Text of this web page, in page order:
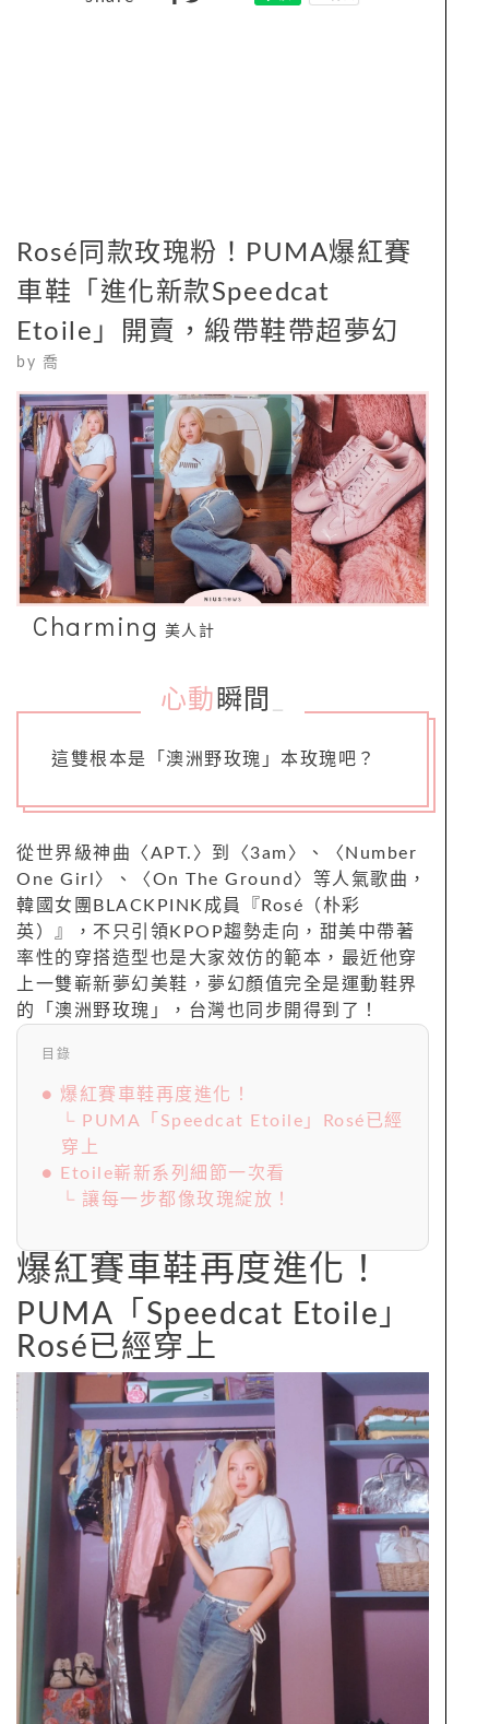
Rosé同款玫瑰粉！PUMA爆紅賽
車鞋「進化新款Speedcat
Etoile」開賣，緞帶鞋帶超夢幻
by 喬
Charming 美人計
心動 瞬間
這雙根本是「澳洲野玫瑰」本玫瑰吧？
從世界級神曲〈APT.〉到〈3am〉、〈Number
One Girl〉、〈On The Ground〉等人氣歌曲，
韓國女團BLACKPINK成員『Rosé（朴彩
英）』，不只引領KPOP趨勢走向，甜美中帶著
率性的穿搭造型也是大家效仿的範本，最近他穿
上一雙嶄新夢幻美鞋，夢幻顏值完全是運動鞋界
的「澳洲野玫瑰」，台灣也同步開得到了！
目錄
● 爆紅賽車鞋再度進化！
└ PUMA「Speedcat Etoile」Rosé已經
穿上
● Etoile嶄新系列細節一次看
└ 讓每一步都像玫瑰綻放！
爆紅賽車鞋再度進化！
PUMA「Speedcat Etoile」
Rosé已經穿上